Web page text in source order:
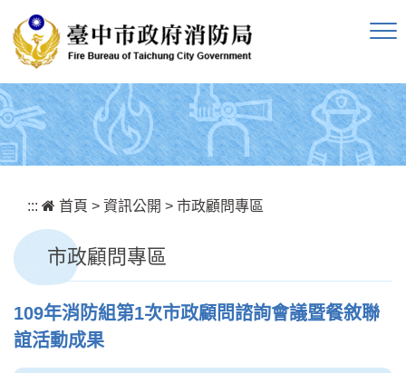
::: 首頁 > 資訊公開 > 市政顧問專區
市政顧問專區
109年消防組第1次市政顧問諮詢會議暨餐敘聯
誼活動成果